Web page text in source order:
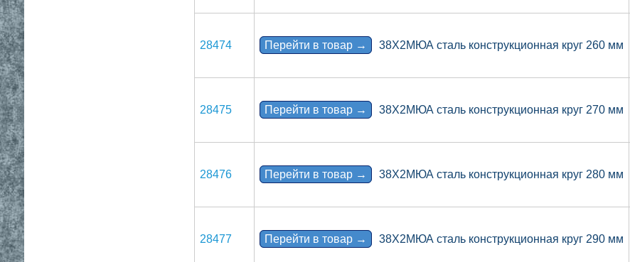
28474 Перейти в товар → 38Х2МЮА сталь конструкционная круг 260 мм
28475 Перейти в товар → 38Х2МЮА сталь конструкционная круг 270 мм
28476 Перейти в товар → 38Х2МЮА сталь конструкционная круг 280 мм
28477 Перейти в товар → 38Х2МЮА сталь конструкционная круг 290 мм